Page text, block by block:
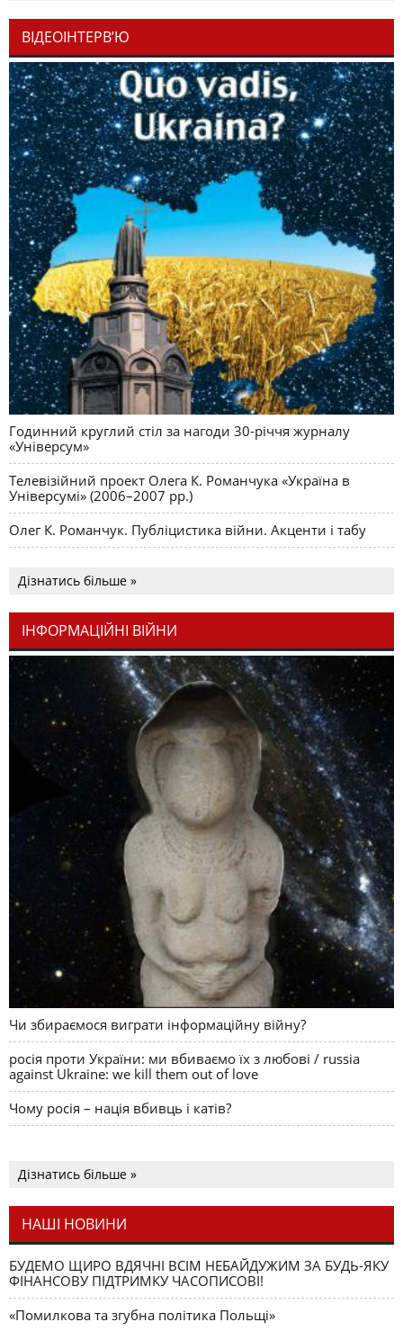
ВІДЕОІНТЕРВ’Ю
Годинний круглий стіл за нагоди 30-річчя журналу
«Універсум»
Телевізійний проект Олега К. Романчука «Україна в
Універсумі» (2006–2007 рр.)
Олег К. Романчук. Публіцистика війни. Акценти і табу
Дізнатись більше »
ІНФОРМАЦІЙНІ ВІЙНИ
Чи збираємося виграти інформаційну війну?
росія проти України: ми вбиваємо їх з любові / russia
against Ukraine: we kill them out of love
Чому росія – нація вбивць і катів?
Дізнатись більше »
НАШІ НОВИНИ
БУДЕМО ЩИРО ВДЯЧНІ ВСІМ НЕБАЙДУЖИМ ЗА БУДЬ-ЯКУ
ФІНАНСОВУ ПІДТРИМКУ ЧАСОПИСОВІ!
«Помилкова та згубна політика Польщі»